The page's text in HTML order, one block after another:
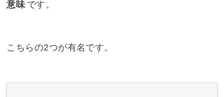
意味 です。
こちらの2つが有名です。